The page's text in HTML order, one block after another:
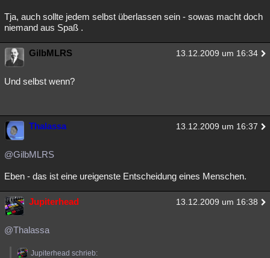
Tja, auch sollte jedem selbst überlassen sein - sowas macht doch
niemand aus Spaß .
GilbMLRS 13.12.2009 um 16:34
Und selbst wenn?
Thalassa 13.12.2009 um 16:37
@GilbMLRS
Eben - das ist eine ureigenste Entscheidung eines Menschen.
Jupiterhead 13.12.2009 um 16:38
@Thalassa
Jupiterhead schrieb: